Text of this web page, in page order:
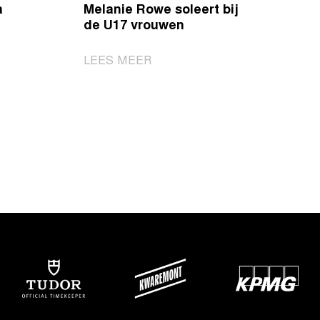
voorjaarsklassiekers
in
Melanie Rowe soleert bij
de U17 vrouwen
LEES MEER